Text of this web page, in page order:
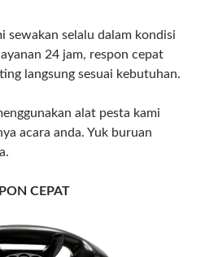
sewakan selalu dalam kondisi
24 jam, respon cepat
langsung sesuai kebutuhan.
alat pesta kami
acara anda. Yuk buruan
CEPAT